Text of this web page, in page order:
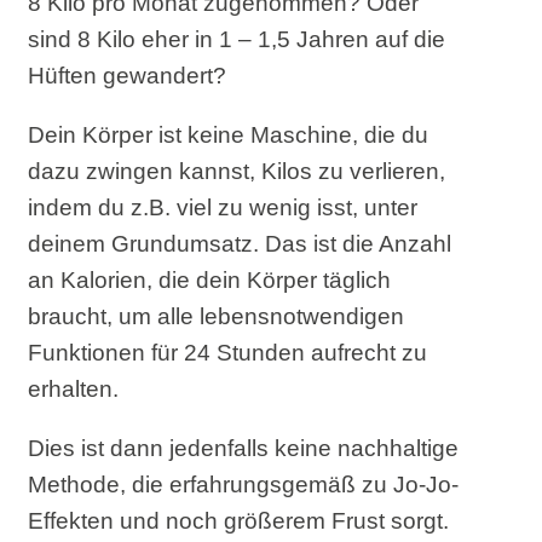
sind 8 Kilo eher in 1 – 1,5 Jahren auf die
Hüften gewandert?
Dein Körper ist keine Maschine, die du
dazu zwingen kannst, Kilos zu verlieren,
indem du z.B. viel zu wenig isst, unter
deinem Grundumsatz. Das ist die Anzahl
an Kalorien, die dein Körper täglich
braucht, um alle lebensnotwendigen
Funktionen für 24 Stunden aufrecht zu
erhalten.
Dies ist dann jedenfalls keine nachhaltige
Methode, die erfahrungsgemäß zu Jo-Jo-
Effekten und noch größerem Frust sorgt.